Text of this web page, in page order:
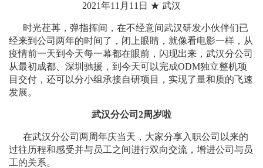
2021年11月11日 ★ 武汉
时光荏苒，弹指挥间，在不经意间武汉研发小伙伴们已
经来到公司两年的时间了，闭上眼睛，就像看电影一样，从
疫情前一天到今天每一幕都在眼前，闪现出来，武汉分公司
从最初成都、深圳驰援，到今天可以完成ODM独立整机项
目交付，还可以分小组承接自研项目，实现了量和质的飞速
发展。
武汉分公司2周岁啦
在武汉分公司两周年庆当天，大家分享入职公司以来的
过往历程和感受并与员工之间进行双向交流，增进公司与员
工的关系。